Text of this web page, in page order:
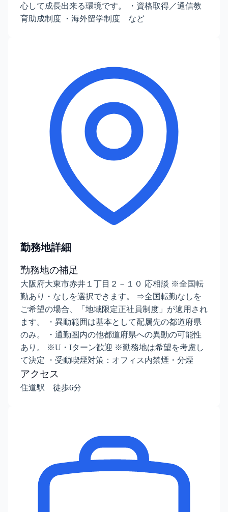
心して成長出来る環境です。 ・資格取得／通信教
育助成制度 ・海外留学制度 など
勤務地詳細
勤務地の補足
大阪府大東市赤井１丁目２－１０ 応相談 ※全国転
勤あり・なしを選択できます。 ⇒全国転勤なしを
ご希望の場合、「地域限定正社員制度」が適用され
ます。 ・異動範囲は基本として配属先の都道府県
のみ。 ・通勤圏内の他都道府県への異動の可能性
あり。 ※U・Iターン歓迎 ※勤務地は希望を考慮し
て決定 ・受動喫煙対策：オフィス内禁煙・分煙
アクセス
住道駅 徒歩6分